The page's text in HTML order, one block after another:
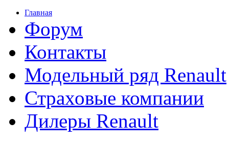
Главная
Форум
Контакты
Модельный ряд Renault
Страховые компании
Дилеры Renault